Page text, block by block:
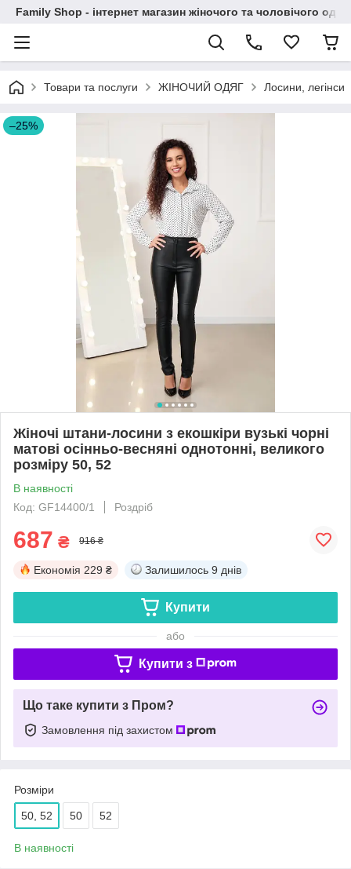
Family Shop - інтернет магазин жіночого та чоловічого
Товари та послуги ЖІНОЧИЙ ОДЯГ Лосини, легінси
–25%
Жіночі штани-лосини з екошкіри вузькі чорні
матові осінньо-весняні однотонні, великого
розміру 50, 52
В наявності
Код: GF14400/1
Роздріб
687 ₴ 916 ₴
Економія 229 ₴ Залишилось 9 днів
Купити
або
Купити з
Що таке купити з Пром?
Замовлення під захистом
Розміри
50, 52 50 52
В наявності